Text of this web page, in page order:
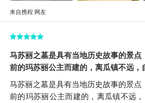
来自携程 网友
马苏丽之墓是具有当地历史故事的景点
前的玛苏丽公主而建的，离瓜镇不远，
马苏丽之墓是具有当地历史故事的景点
前的玛苏丽公主而建的，离瓜镇不远